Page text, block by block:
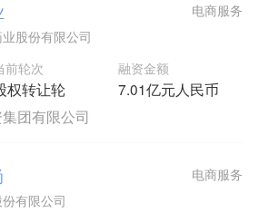
股份有限公司
前轮次
权转让轮
融资金额
7.01亿元人民币
电商服务
团有限公司
有限公司
电商服务